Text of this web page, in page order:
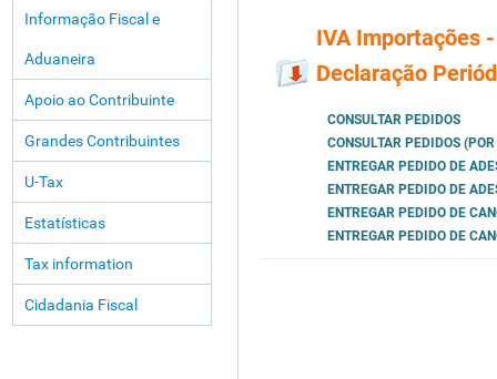
Informação Fiscal e
Aduaneira
Apoio ao Contribuinte
Grandes Contribuintes
U-Tax
Estatísticas
Tax information
Cidadania Fiscal
IVA Importações
Declaração
CONSULTAR PEDIDOS
CONSULTAR PEDIDOS
ENTREGAR PEDIDO DE
ENTREGAR PEDIDO DE
ENTREGAR PEDIDO DE
ENTREGAR PEDIDO DE